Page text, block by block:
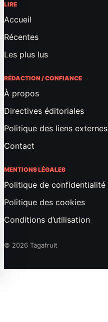
LIRE
Accueil
Récentes
Les plus lus
RÉDACTION / CONFIANCE
À propos
Directives éditoriales
Politique des liens externes
Contact
MENTIONS LÉGALES
Politique de confidentialité
Politique des cookies
Conditions d’utilisation
© 2026 Tagafruit